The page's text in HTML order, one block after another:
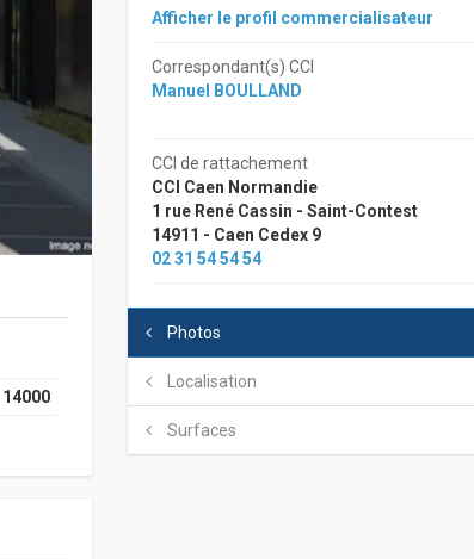
Afficher le profil commercialisateur
Correspondant(s) CCI
Manuel BOULLAND
CCI de rattachement
CCI Caen Normandie
1 rue René Cassin - Saint-Contest
14911 - Caen Cedex 9
02 31 54 54 54
Photos
Localisation
Surfaces
14000